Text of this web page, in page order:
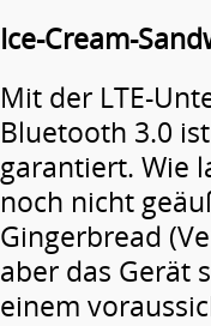
Ice-Cream-
Mit der LTE-
Bluetooth 3.0
garantiert. Wie
noch nicht
Gingerbread
aber das Gerät
einem